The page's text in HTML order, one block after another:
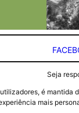
Seja
é
mais